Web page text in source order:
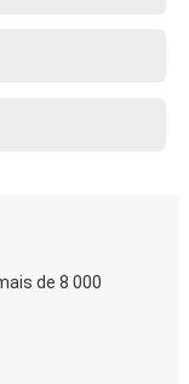
de 8 000